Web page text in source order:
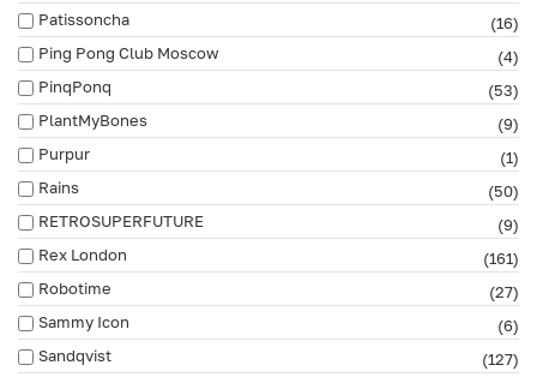
Patissoncha
(16)
Ping Pong Club Moscow
(4)
PinqPonq
(53)
PlantMyBones
(9)
Purpur
(1)
Rains
(50)
RETROSUPERFUTURE
(9)
Rex London
(161)
Robotime
(27)
Sammy Icon
(6)
Sandqvist
(127)